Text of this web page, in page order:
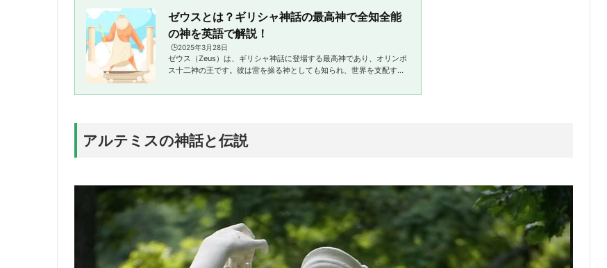
ゼウスとは？ギリシャ神話の最高神で全知全能
の神を英語で解説！
🕒️2025年3月28日
ゼウス（Zeus）は、ギリシャ神話に登場する最高神であり、オリンポ
ス十二神の王です。彼は雷を操る神としても知られ、世界を支配する
n Greek mythology and the ruler ...
アルテミスの神話と伝説